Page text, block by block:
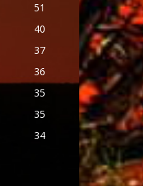
51
40
37
36
35
35
34